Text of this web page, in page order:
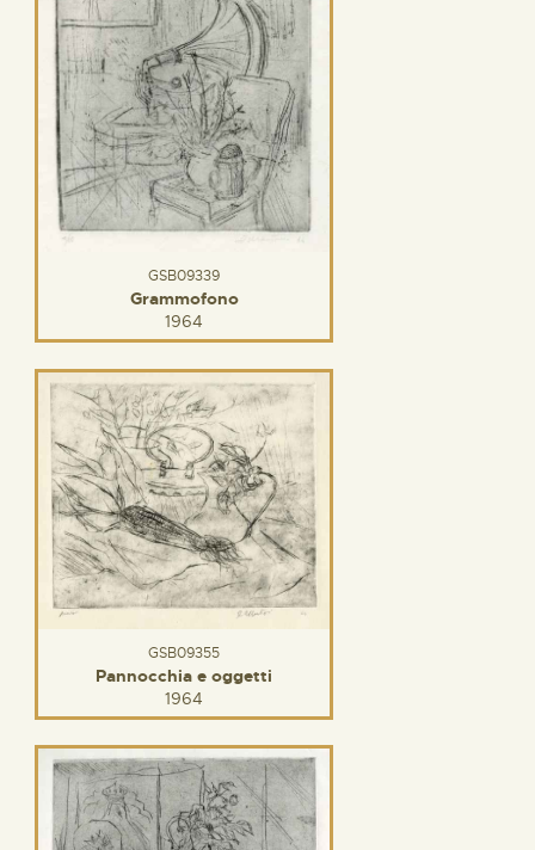
GSB09339
Grammofono
1964
GSB09355
Pannocchia e oggetti
1964